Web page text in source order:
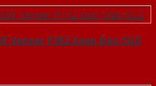
Veneer P1R2 Xoan Đào-SGD